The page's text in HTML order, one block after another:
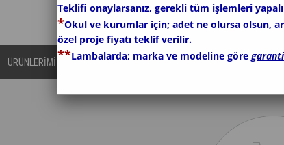
ÜRÜNLERİMİZ
Teklifi onaylarsanız, gerekli tüm işlemleri
*Okul ve kurumlar için; adet ne olursa olsun,
özel proje fiyatı teklif verilir.
**Lambalarda; marka ve modeline göre garanti